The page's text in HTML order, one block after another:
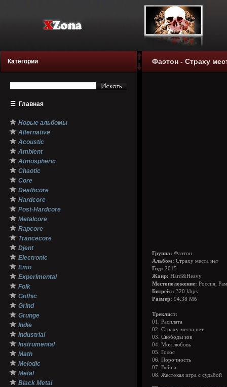
Категории
☰ Главная
★ Новые альбомы
★ Alternative
★ Acoustic
★ Ambient
★ Atmospheric
★ Chaotic
★ Core
★ Deathcore
★ Hardcore
★ Post-Hardcore
★ Metalcore
★ Rapcore
★ Trancecore
★ Djent
★ Electronic
★ Emo
★ Experimental
★ Folk
★ Gothic
★ Grind
★ Grunge
★ Indie
★ Industrial
★ Instrumental
★ Math
★ Melodic
★ Metal
★ Black Metal
Фаэтон - Страху
Группа: Фаэтон
Альбом: Страху места нет
Год: 2015
Жанр: Hard&Heavy
Местоположение: Россия,
Битрейт: 320 kbps
Размер: 94.38 Мб
Треклист:
01. Расплата
02. Страху места нет
03. Свободы зов
04. Моя любовь
05. Голос
06. Порочность
07. Война
08. Жестокая игра с судьбой